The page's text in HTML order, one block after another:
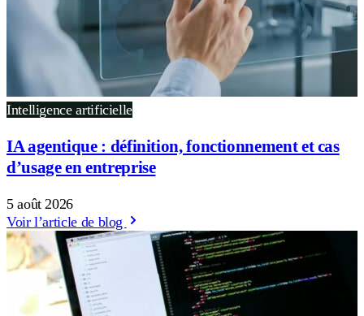
Intelligence artificielle
IA agentique : définition, fonctionnement et cas
d’usage en entreprise
5 août 2026
Voir l’article de blog